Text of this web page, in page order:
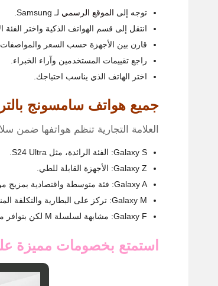
توجه إلى الموقع الرسمي لـ Samsung.
انتقل إلى قسم الهواتف الذكية واختر الفئة
قارن بين الأجهزة حسب السعر والمواصفات.
راجع تقييمات المستخدمين وآراء الخبراء.
اختر الهاتف الذي يناسب احتياجك.
جميع هواتف سامسونج
العلامة التجارية تنظم هواتفها ضمن
Galaxy S: الفئة الرائدة، مثل S24 Ultra.
Galaxy Z: الأجهزة القابلة للطي.
Galaxy A: فئة متوسطة واقتصادية بمزيج من الأداء والسعر.
Galaxy M: تركز على البطارية والتكلفة المنخفضة.
Galaxy F: مشابهة لسلسلة M لكن بتوافر محدود.
استمتع بخصومات مميزة